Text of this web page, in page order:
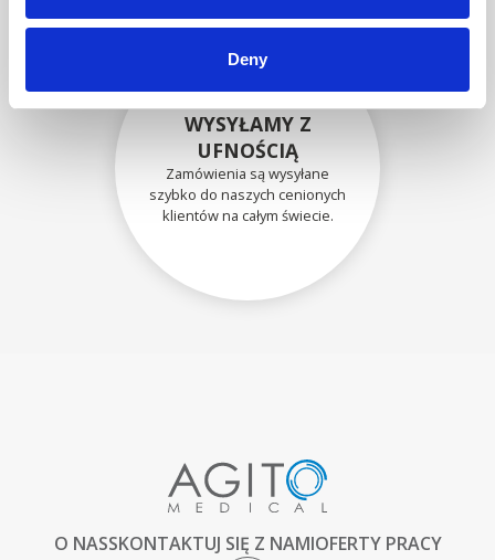
Deny
WYSYŁAMY Z
UFNOŚCIĄ
Zamówienia są wysyłane
szybko do naszych cenionych
klientów na całym świecie.
O NASSKONTAKTUJ SIĘ Z NAMIOFERTY PRACY